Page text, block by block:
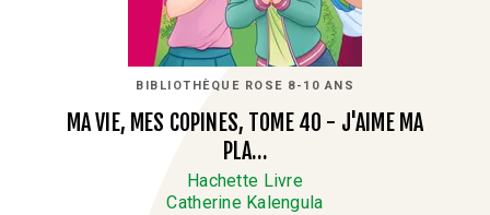
BIBLIOTHÈQUE ROSE 8-10 ANS
MA VIE, MES COPINES, TOME 40 - J'AIME MA
PLA…
Hachette Livre
Catherine Kalengula